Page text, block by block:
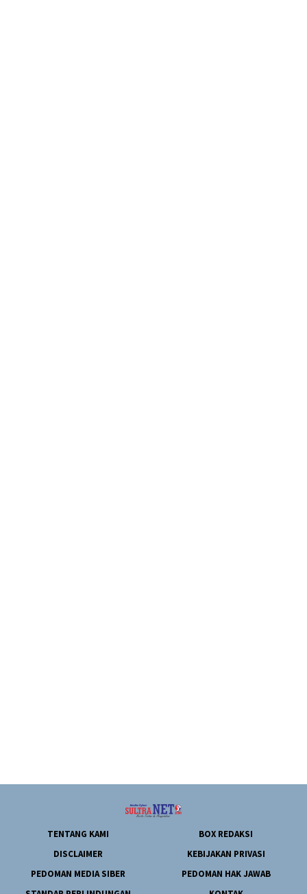
TENTANG KAMI
BOX REDAKSI
DISCLAIMER
KEBIJAKAN PRIVASI
PEDOMAN MEDIA SIBER
PEDOMAN HAK JAWAB